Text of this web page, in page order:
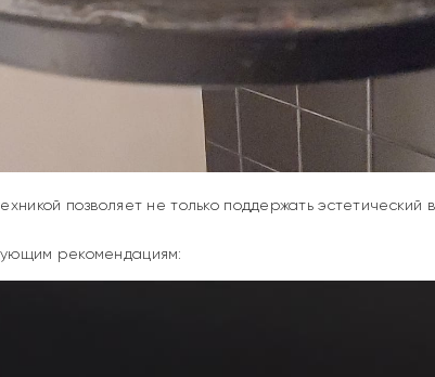
позволяет не только поддержать эстетический
рекомендациям: